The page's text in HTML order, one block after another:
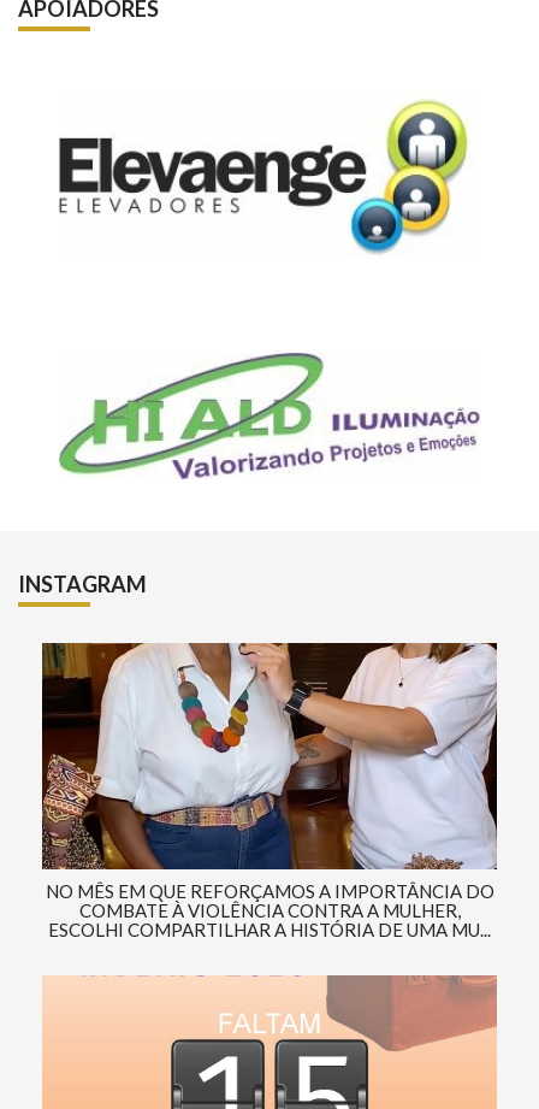
APOIADORES
INSTAGRAM
NO MÊS EM QUE REFORÇAMOS A IMPORTÂNCIA DO
COMBATE À VIOLÊNCIA CONTRA A MULHER,
ESCOLHI COMPARTILHAR A HISTÓRIA DE UMA MU...